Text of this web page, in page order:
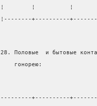
¦        ¦          ¦
¦--------+----------
28. Половые  и бытовые
    гонорею:
---------+----------